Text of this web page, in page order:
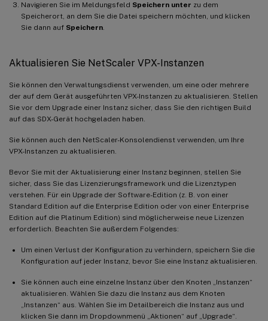
Navigieren Sie im Meldungsfeld Speichern unter zu dem
Speicherort, an dem Sie die Datei speichern möchten, und klicken
Sie dann auf Speichern
Aktualisieren Sie NetScaler VPX-Instanzen
Sie können den Verwaltungsdienst verwenden, um eine oder mehrere
der auf dem Gerät ausgeführten VPX-Instanzen zu aktualisieren. Stellen
Sie vor dem Upgrade einer Instanz sicher, dass Sie den richtigen Build
auf das SDX-Gerät hochgeladen haben.
Sie können auch den NetScaler-Konsolendienst verwenden, um Ihre
VPX-Instanzen zu aktualisieren.
Bevor Sie mit der Aktualisierung einer Instanz beginnen, stellen Sie
sicher, dass Sie das Lizenzierungsframework und die Lizenztypen
verstehen. Für ein Upgrade der Software-Edition (z. B. von einer
Standard Edition auf die Enterprise Edition oder von einer Enterprise
Edition auf die Platinum Edition) sind möglicherweise neue Lizenzen
erforderlich. Beachten Sie außerdem Folgendes:
Um einen Verlust der Konfiguration zu verhindern, speichern Sie die
Konfiguration auf jeder Instanz, bevor Sie eine Instanz aktualisieren.
Sie können auch eine einzelne Instanz über den Knoten „Instanzen“
aktualisieren. Wählen Sie dazu die Instanz aus dem Knoten
„Instanzen“ aus. Wählen Sie im Detailbereich die Instanz aus und
klicken Sie dann im Dropdownmenü „Aktionen“ auf „Upgrade“.